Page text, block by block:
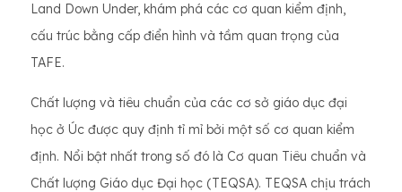
Land Down Under, khám phá các cơ quan kiểm định,
cấu trúc bằng cấp điển hình và tầm quan trọng của
TAFE.
Chất lượng và tiêu chuẩn của các cơ sở giáo dục đại
học ở Úc được quy định tỉ mỉ bởi một số cơ quan kiểm
định. Nổi bật nhất trong số đó là Cơ quan Tiêu chuẩn và
Chất lượng Giáo dục Đại học (TEQSA). TEQSA chịu trách